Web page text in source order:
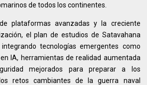
de todos los continentes.
plataformas avanzadas y la creciente
el plan de estudios de Satavahana
tecnologías emergentes como
IA, herramientas de realidad aumentada
mejorados para preparar a los
retos cambiantes de la guerra naval